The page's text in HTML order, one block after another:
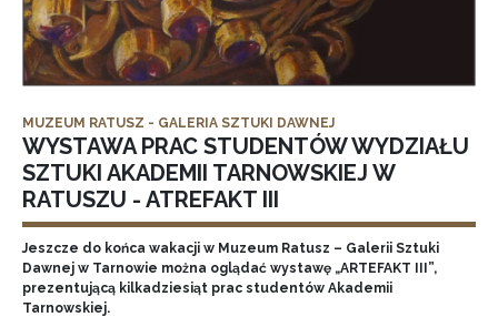
MUZEUM RATUSZ - GALERIA SZTUKI DAWNEJ
WYSTAWA PRAC STUDENTÓW WYDZIAŁU
SZTUKI AKADEMII TARNOWSKIEJ W
RATUSZU - ATREFAKT III
Jeszcze do końca wakacji w Muzeum Ratusz – Galerii Sztuki
Dawnej w Tarnowie można oglądać wystawę „ARTEFAKT III”,
prezentującą kilkadziesiąt prac studentów Akademii
Tarnowskiej.